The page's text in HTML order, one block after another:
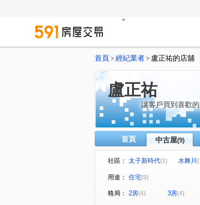
首頁 > 經紀業者 > 盧正祐的店舖
盧正祐
讓客戶買到喜歡
首頁 中古屋(9)
社區： 太子新時代(1) 水舞川
品蔚
華陽路 文心南十路
用途： 住宅(9)
格局： 2房(4) 3房(4)